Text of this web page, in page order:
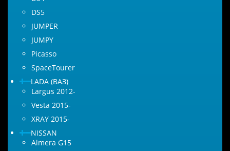
DS5
JUMPER
JUMPY
Picasso
SpaceTourer
LADA (ВАЗ)
Largus 2012-
Vesta 2015-
XRAY 2015-
NISSAN
Almera G15